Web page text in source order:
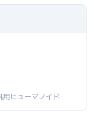
ヒューマノイド